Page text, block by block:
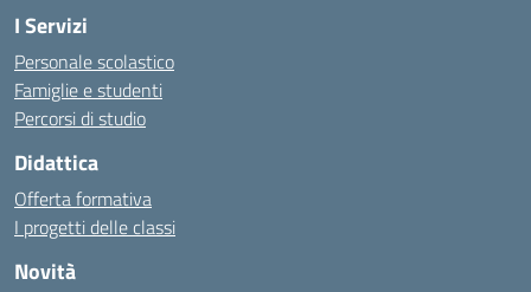
I Servizi
Personale scolastico
Famiglie e studenti
Percorsi di studio
Didattica
Offerta formativa
I progetti delle classi
Novità